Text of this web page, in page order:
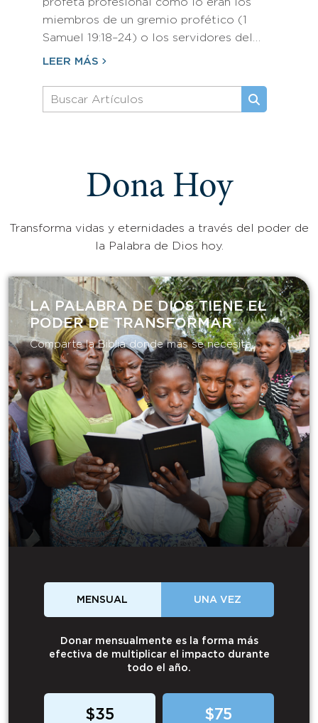
profeta profesional como lo eran los
miembros de un gremio profético (1
Samuel 19:18–24) o los servidores del…
LEER MÁS
Dona Hoy
Transforma vidas y eternidades a través del poder de
la Palabra de Dios hoy.
LA PALABRA DE DIOS TIENE EL
PODER DE TRANSFORMAR​
Comparte la Biblia donde más se necesita.
MENSUAL UNA VEZ
Donar mensualmente es la forma más
efectiva de multiplicar el impacto durante
todo el año.
$35 $75